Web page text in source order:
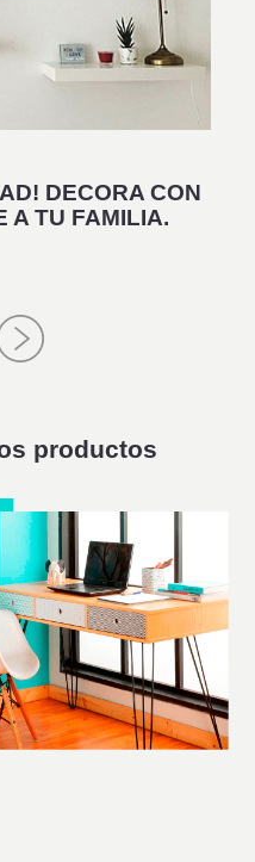
DECORA CON
A TU FAMILIA.
productos